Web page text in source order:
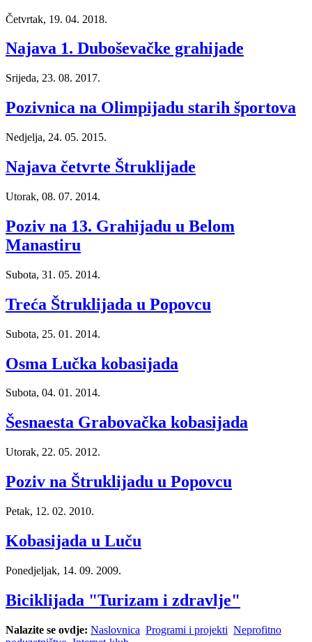
Četvrtak, 19. 04. 2018.
Najava 1. Duboševačke grahijade
Srijeda, 23. 08. 2017.
Pozivnica na Olimpijadu starih športova
Nedjelja, 24. 05. 2015.
Najava četvrte Štruklijade
Utorak, 08. 07. 2014.
Poziv na 13. Grahijadu u Belom
Manastiru
Subota, 31. 05. 2014.
Treća Štruklijada u Popovcu
Subota, 25. 01. 2014.
Osma Lučka kobasijada
Subota, 04. 01. 2014.
Šesnaesta Grabovačka kobasijada
Utorak, 22. 05. 2012.
Poziv na Štruklijadu u Popovcu
Petak, 12. 02. 2010.
Kobasijada u Luču
Ponedjeljak, 14. 09. 2009.
Biciklijada "Turizam i zdravlje"
Nalazite se ovdje: Naslovnica Programi i projekti Neprofitno